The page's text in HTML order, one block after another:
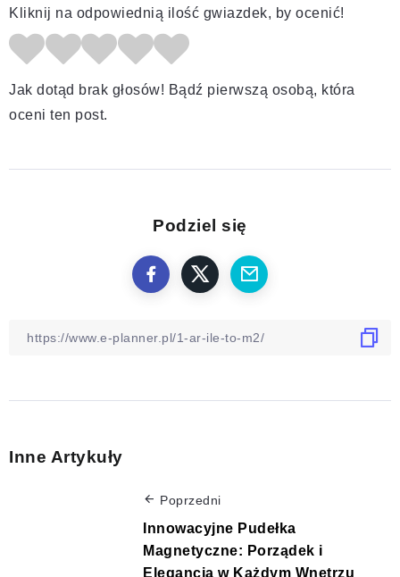
Kliknij na odpowiednią ilość gwiazdek, by ocenić!
Jak dotąd brak głosów! Bądź pierwszą osobą, która
oceni ten post.
Podziel się
Inne Artykuły
Poprzedni
Innowacyjne Pudełka
Magnetyczne: Porządek i
Elegancja w Każdym Wnętrzu